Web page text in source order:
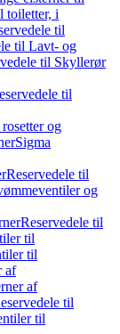
toiletter, i
til
til Lavt- og
til Skyllerør
til
og
Sigma
Reservedele til
og
Reservedele til
til
til
af
af
til
til